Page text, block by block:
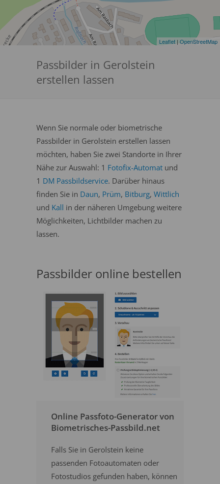
Leaflet | OpenStreetMap
Passbilder in Gerolstein
erstellen lassen
Wenn Sie normale oder biometrische
Passbilder in Gerolstein erstellen lassen
möchten, haben Sie zwei Standorte in Ihrer
Nähe zur Auswahl: 1 Fotofix-Automat und
1 DM Passbildservice. Darüber hinaus
finden Sie in Daun, Prüm, Bitburg, Wittlich
und Kall in der näheren Umgebung weitere
Möglichkeiten, Lichtbilder machen zu
lassen.
Passbilder online bestellen
Online Passfoto-Generator von
Biometrisches-Passbild.net
Falls Sie in Gerolstein keine
passenden Fotoautomaten oder
Fotostudios gefunden haben, können